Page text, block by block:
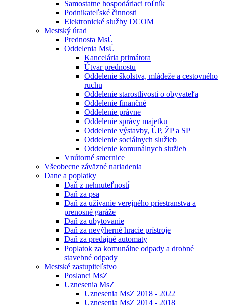
Samostatne hospodáriaci roľník
Podnikateľské činnosti
Elektronické služby DCOM
Mestský úrad
Prednosta MsÚ
Oddelenia MsÚ
Kancelária primátora
Útvar prednostu
Oddelenie školstva, mládeže a cestovného
ruchu
Oddelenie starostlivosti o obyvateľa
Oddelenie finančné
Oddelenie právne
Oddelenie správy majetku
Oddelenie výstavby, ÚP, ŽP a SP
Oddelenie sociálnych služieb
Oddelenie komunálnych služieb
Vnútorné smernice
Všeobecne záväzné nariadenia
Dane a poplatky
Daň z nehnuteľností
Daň za psa
Daň za užívanie verejného priestranstva a
prenosné garáže
Daň za ubytovanie
Daň za nevýherné hracie prístroje
Daň za predajné automaty
Poplatok za komunálne odpady a drobné
stavebné odpady
Mestské zastupiteľstvo
Poslanci MsZ
Uznesenia MsZ
Uznesenia MsZ 2018 - 2022
Uznesenia MsZ 2014 - 2018